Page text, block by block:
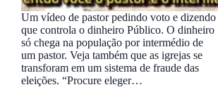
Um vídeo de pastor pedindo voto e dizendo
que controla o dinheiro Público. O dinheiro
só chega na população por intermédio de
um pastor. Veja também que as igrejas se
transforam em um sistema de fraude das
eleições. “Procure eleger…